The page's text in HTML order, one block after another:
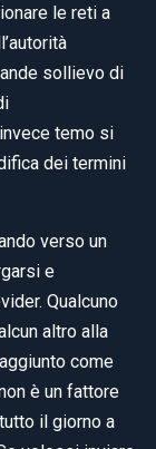
le reti a
sollievo di
temo si
dei termini
verso un
e
Qualcuno
altro alla
aggiunto come
è un fattore
il giorno a